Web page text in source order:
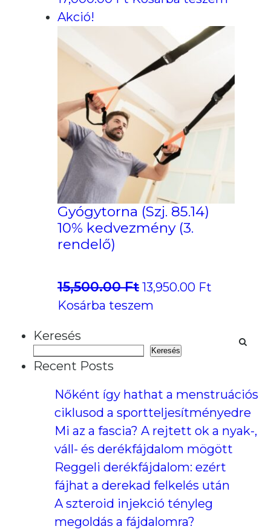
Akció!
Gyógytorna (Szj. 85.14)
10% kedvezmény (3.
rendelő)
15,500.00Ft Original
price
15,500.00 Ft.
13,950.00 Ft
13,950.00
Kosárba teszem
Keresés
Keresés
Recent Posts
Nőként így hathat a menstruációs
ciklusod a sportteljesítményedre
Mi az a fascia? A rejtett ok a nyak-,
váll- és derékfájdalom mögött
Reggeli derékfájdalom: ezért
fájhat a derekad felkelés után
A szteroid injekció tényleg
megoldás a fájdalomra?